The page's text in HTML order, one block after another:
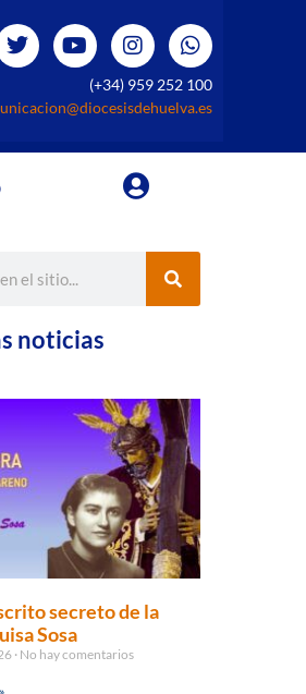
(+34) 959 252 100
noticias
secreto de la
Sosa
No hay comentarios